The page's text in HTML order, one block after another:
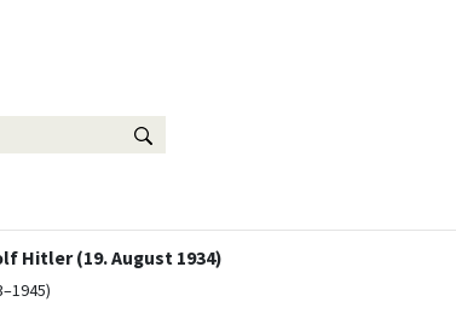
Hitler (19. August 1934)